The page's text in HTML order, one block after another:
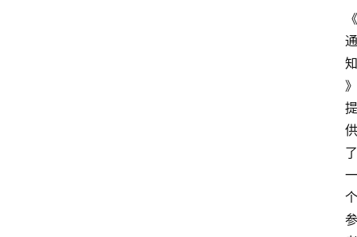
《
通
知
》
提
供
了
一
个
参